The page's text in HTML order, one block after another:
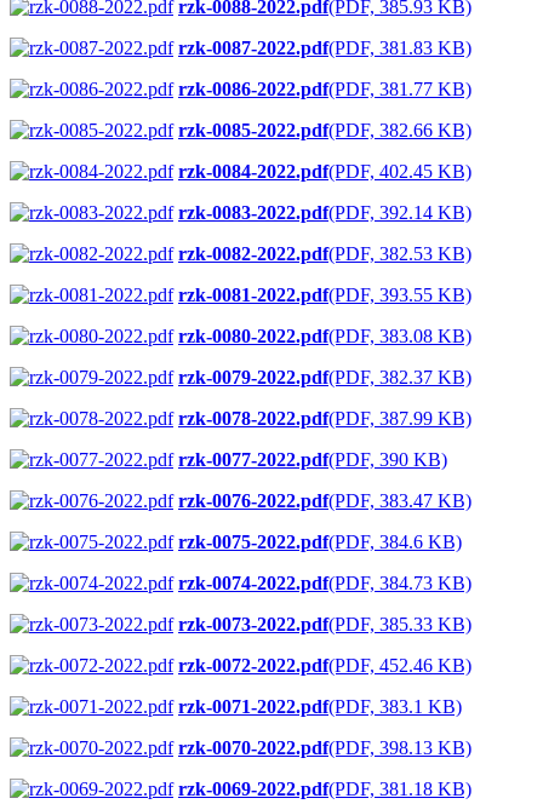
rzk-0088-2022.pdf(PDF, 385.93 KB)
rzk-0087-2022.pdf(PDF, 381.83 KB)
rzk-0086-2022.pdf(PDF, 381.77 KB)
rzk-0085-2022.pdf(PDF, 382.66 KB)
rzk-0084-2022.pdf(PDF, 402.45 KB)
rzk-0083-2022.pdf(PDF, 392.14 KB)
rzk-0082-2022.pdf(PDF, 382.53 KB)
rzk-0081-2022.pdf(PDF, 393.55 KB)
rzk-0080-2022.pdf(PDF, 383.08 KB)
rzk-0079-2022.pdf(PDF, 382.37 KB)
rzk-0078-2022.pdf(PDF, 387.99 KB)
rzk-0077-2022.pdf(PDF, 390 KB)
rzk-0076-2022.pdf(PDF, 383.47 KB)
rzk-0075-2022.pdf(PDF, 384.6 KB)
rzk-0074-2022.pdf(PDF, 384.73 KB)
rzk-0073-2022.pdf(PDF, 385.33 KB)
rzk-0072-2022.pdf(PDF, 452.46 KB)
rzk-0071-2022.pdf(PDF, 383.1 KB)
rzk-0070-2022.pdf(PDF, 398.13 KB)
rzk-0069-2022.pdf(PDF, 381.18 KB)